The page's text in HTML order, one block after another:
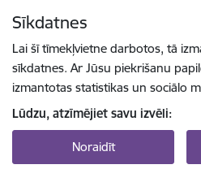
Sīkdatnes
Lai šī tīmekļvietne darbotos, tā
sīkdatnes. Ar Jūsu piekrišanu
izmantotas statistikas un sociālo
Lūdzu, atzīmējiet savu izvēli:
Noraidīt